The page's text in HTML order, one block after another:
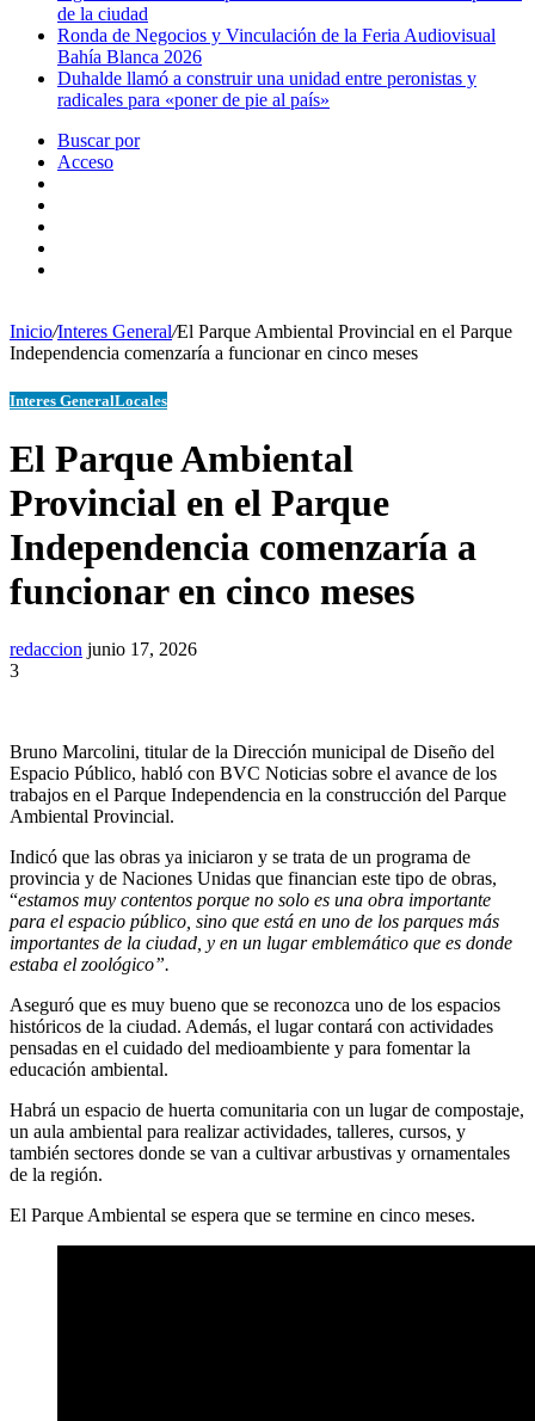
de la ciudad
Ronda de Negocios y Vinculación de la Feria Audiovisual
Bahía Blanca 2026
Duhalde llamó a construir una unidad entre peronistas y
radicales para «poner de pie al país»
Buscar por
Acceso
Inicio/Interes General/El Parque Ambiental Provincial en el Parque
Independencia comenzaría a funcionar en cinco meses
Interes GeneralLocales
El Parque Ambiental
Provincial en el Parque
Independencia comenzaría a
funcionar en cinco meses
redaccion junio 17, 2026
3
Bruno Marcolini, titular de la Dirección municipal de Diseño del
Espacio Público, habló con BVC Noticias sobre el avance de los
trabajos en el Parque Independencia en la construcción del Parque
Ambiental Provincial.
Indicó que las obras ya iniciaron y se trata de un programa de
provincia y de Naciones Unidas que financian este tipo de obras,
“estamos muy contentos porque no solo es una obra importante
para el espacio público, sino que está en uno de los parques más
importantes de la ciudad, y en un lugar emblemático que es donde
estaba el zoológico”.
Aseguró que es muy bueno que se reconozca uno de los espacios
históricos de la ciudad. Además, el lugar contará con actividades
pensadas en el cuidado del medioambiente y para fomentar la
educación ambiental.
Habrá un espacio de huerta comunitaria con un lugar de compostaje,
un aula ambiental para realizar actividades, talleres, cursos, y
también sectores donde se van a cultivar arbustivas y ornamentales
de la región.
El Parque Ambiental se espera que se termine en cinco meses.